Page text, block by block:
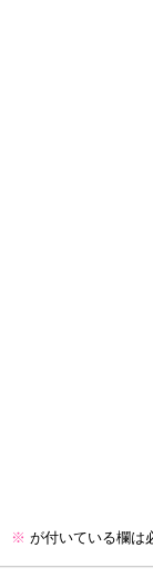
※ が付いている欄は